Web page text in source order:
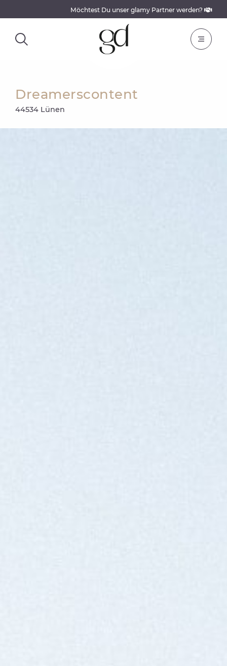
Möchtest Du unser glamy Partner werden?
Dreamerscontent
44534 Lünen